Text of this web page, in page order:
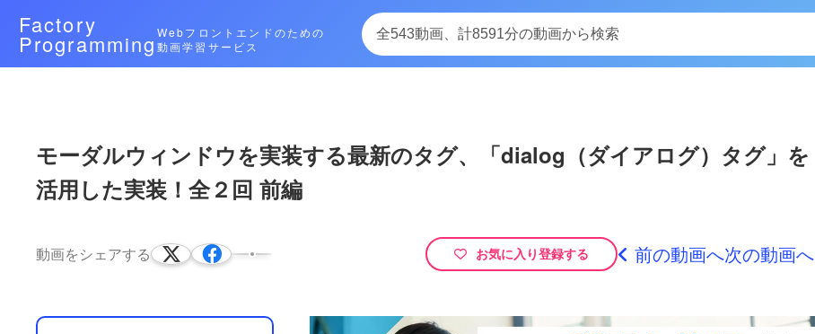
Factory
Programming Webフロントエンドのための
動画学習サービス
Video
次によく再生されている動画
モーダルウィンドウを実装する最新のタグ、「dialog（ダイアログ）タグ」を活用した実装！全２回 後編
モーダルウィンドウを実装する最新のタグ、「dialog（ダイアログ）タグ」を
活用した実装！全２回 前編
動画をシェアする お気に入り登録する 前の動画へ次の動画へ